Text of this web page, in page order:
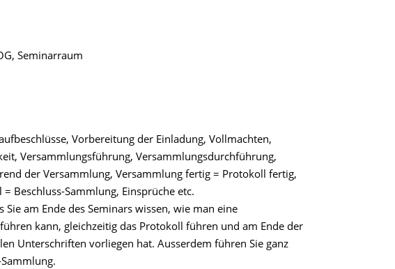
Seminarraum
Vorbereitung der Einladung, Vollmachten,
Versammlungsführung, Versammlungsdurchführung,
der Versammlung, Versammlung fertig = Protokoll fertig,
Beschluss-Sammlung, Einsprüche etc.
Sie am Ende des Seminars wissen, wie man eine
kann, gleichzeitig das Protokoll führen und am Ende der
Unterschriften vorliegen hat. Ausserdem führen Sie ganz